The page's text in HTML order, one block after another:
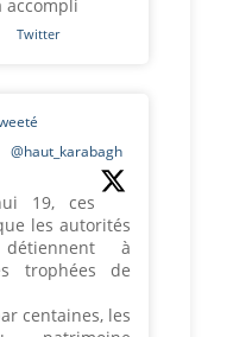
accompli
Twitter
@haut_karabagh
19, ces
les autorités
détiennent à
trophées de
centaines, les